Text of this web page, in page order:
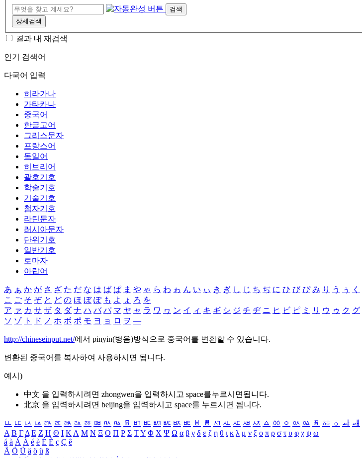
검색
상세검색
결과 내 재검색
인기 검색어
다국어 입력
히라가나
가타카나
중국어
한글고어
그리스문자
프랑스어
독일어
히브리어
괄호기호
학술기호
기술기호
첨자기호
라틴문자
러시아문자
단위기호
일반기호
로마자
아랍어
あ ぁ か が さ ざ た だ な は ば ぱ ま や ゃ ら わ ゎ ん い ぃ き ぎ し じ ち ぢ に ひ び ぴ み り う ぅ く
こ ご そ ぞ と ど の ほ ぼ ぽ も よ ょ ろ を
ア ァ カ サ ザ タ ダ ナ ハ バ パ マ ヤ ャ ラ ワ ヮ ン イ ィ キ ギ シ ジ チ ヂ ニ ヒ ビ ピ ミ リ ウ ゥ ク グ
ソ ゾ ト ド ノ ホ ボ ポ モ ヨ ョ ロ ヲ ―
http://chineseinput.net/에서 pinyin(병음)방식으로 중국어를 변환할 수 있습니다.
변환된 중국어를 복사하여 사용하시면 됩니다.
예시)
中文 을 입력하시려면 zhongwen을 입력하시고 space를누르시면됩니다.
北京 을 입력하시려면 beijing을 입력하시고 space를 누르시면 됩니다.
ㅥ ㅦ ㅧ ㅨ ㅩ ㅪ ㅫ ㅬ ㅭ ㅮ ㅯ ㅰ ㅱ ㅲ ㅳ ㅴ ㅵ ㅶ ㅷ ㅸ ㅹ ㅺ ㅻ ㅼ ㅽ ㅾ ㅿ ㆀ ㆁ ㆂ ㆃ ㆄ ㆅ ㆆ ㆇ ㆈ
Α Β ΓΔ Ε Ζ Η Θ Ι ΚΛ Μ Ν Ξ Ο Π Ρ Σ ΤΥ Φ Χ Ψ Ω α β γ δ ε ζ η θ ι κ λ μ ν ξ ο π ρ σ τ υ φ χ ψ ω
á à Á À é è É È ç Ç ê
Ä Ö Ü ä ö ü ß